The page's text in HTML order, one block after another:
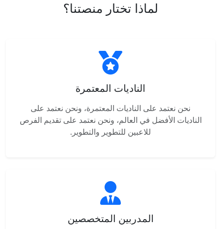
لماذا تختار منصتنا؟
الناديات المعتمرة
نحن نعتمد على الناديات المعتمرة، ونحن نعتمد على
الناديات الأفضل في العالم، ونحن نعتمد على تقديم الفرص
للاعبين للتطوير والتطوير.
المدربين المتخصصين